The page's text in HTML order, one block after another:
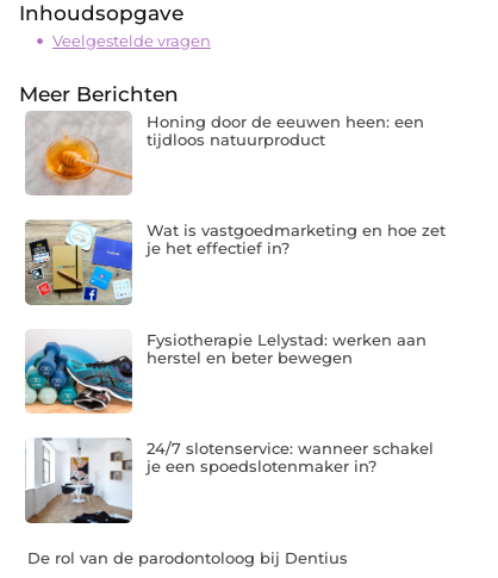
Inhoudsopgave
Veelgestelde vragen
Meer Berichten
Honing door de eeuwen heen: een
tijdloos natuurproduct
Wat is vastgoedmarketing en hoe zet
je het effectief in?
Fysiotherapie Lelystad: werken aan
herstel en beter bewegen
24/7 slotenservice: wanneer schakel
je een spoedslotenmaker in?
De rol van de parodontoloog bij Dentius